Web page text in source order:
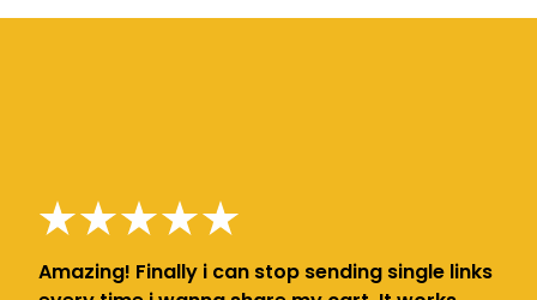
Amazing! Finally i can stop sending single links